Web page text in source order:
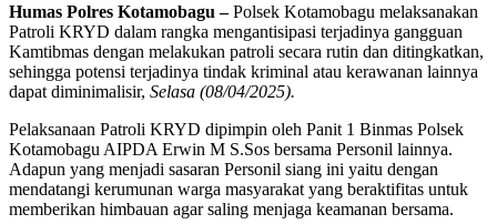
Humas Polres Kotamobagu –Polsek Kotamobagu melaksanakan
Patroli KRYD dalam rangka mengantisipasi terjadinya gangguan
Kamtibmas dengan melakukan patroli secara rutin dan ditingkatkan,
sehingga potensi terjadinya tindak kriminal atau kerawanan lainnya
dapat diminimalisir, Selasa (08/04/2025).
Pelaksanaan Patroli KRYD dipimpin oleh Panit 1 Binmas Polsek
Kotamobagu AIPDA Erwin M S.Sos bersama Personil lainnya.
Adapun yang menjadi sasaran Personil siang ini yaitu dengan
mendatangi kerumunan warga masyarakat yang beraktifitas untuk
memberikan himbauan agar saling menjaga keamanan bersama.